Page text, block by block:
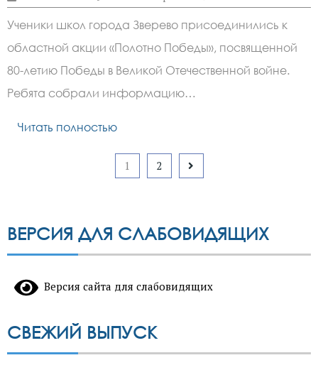
записи
зверевчане
присоединились
к
областной
акции
«Полотно
Ученики школ города Зверево присоединились к
областной акции «Полотно Победы», посвященной
80-летию Победы в Великой Отечественной войне.
Ребята собрали информацию…
Читать полностью
1 2
ВЕРСИЯ ДЛЯ СЛАБОВИДЯЩИХ
Версия сайта для слабовидящих
СВЕЖИЙ ВЫПУСК